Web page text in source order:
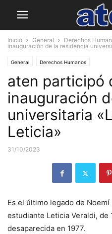
Inicio General Derechos
inauguración de la residencia
General Derechos Humanos
aten participó
inauguración
universitaria
Leticia»
31/10/2023
Es el último legado de
estudiante Leticia Veraldi, de
desaparecida en 1977.